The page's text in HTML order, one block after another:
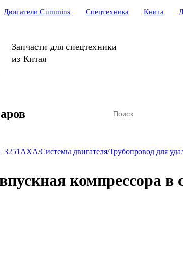
Двигатели Cummins Спецтехника Книга
Запчасти для спецтехники
из Китая
3251AXA/Системы двигателя/Трубопровод для
компрессора в